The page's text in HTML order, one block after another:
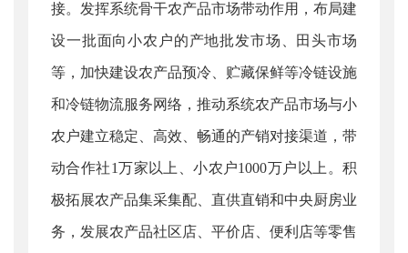
接。发挥系统骨干农产品市场带动作用，布局建
设一批面向小农户的产地批发市场、田头市场
等，加快建设农产品预冷、贮藏保鲜等冷链设施
和冷链物流服务网络，推动系统农产品市场与小
农户建立稳定、高效、畅通的产销对接渠道，带
动合作社1万家以上、小农户1000万户以上。积
极拓展农产品集采集配、直供直销和中央厨房业
务，发展农产品社区店、平价店、便利店等零售